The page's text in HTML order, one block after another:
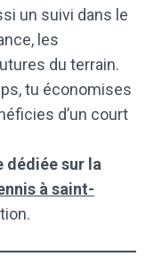
un suivi dans le
les
du terrain.
tu économises
d’un court
dédiée sur la
à saint-